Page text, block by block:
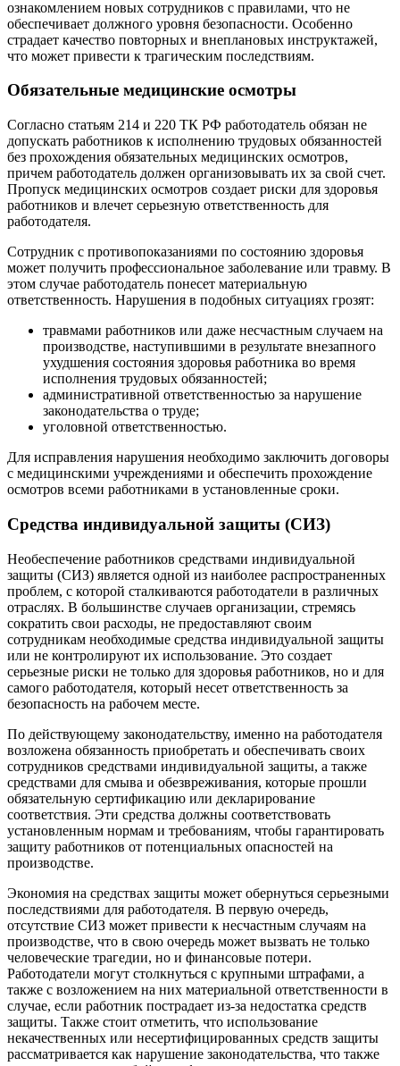
ознакомлением новых сотрудников с правилами, что не
обеспечивает должного уровня безопасности. Особенно
страдает качество повторных и внеплановых инструктажей,
что может привести к трагическим последствиям.
Обязательные медицинские осмотры
Согласно статьям 214 и 220 ТК РФ работодатель обязан не
допускать работников к исполнению трудовых обязанностей
без прохождения обязательных медицинских осмотров,
причем работодатель должен организовывать их за свой счет.
Пропуск медицинских осмотров создает риски для здоровья
работников и влечет серьезную ответственность для
работодателя.
Сотрудник с противопоказаниями по состоянию здоровья
может получить профессиональное заболевание или травму. В
этом случае работодатель понесет материальную
ответственность. Нарушения в подобных ситуациях грозят:
травмами работников или даже несчастным случаем на
производстве, наступившими в результате внезапного
ухудшения состояния здоровья работника во время
исполнения трудовых обязанностей;
административной ответственностью за нарушение
законодательства о труде;
уголовной ответственностью.
Для исправления нарушения необходимо заключить договоры
с медицинскими учреждениями и обеспечить прохождение
осмотров всеми работниками в установленные сроки.
Средства индивидуальной защиты (СИЗ)
Необеспечение работников средствами индивидуальной
защиты (СИЗ) является одной из наиболее распространенных
проблем, с которой сталкиваются работодатели в различных
отраслях. В большинстве случаев организации, стремясь
сократить свои расходы, не предоставляют своим
сотрудникам необходимые средства индивидуальной защиты
или не контролируют их использование. Это создает
серьезные риски не только для здоровья работников, но и для
самого работодателя, который несет ответственность за
безопасность на рабочем месте.
По действующему законодательству, именно на работодателя
возложена обязанность приобретать и обеспечивать своих
сотрудников средствами индивидуальной защиты, а также
средствами для смыва и обезвреживания, которые прошли
обязательную сертификацию или декларирование
соответствия. Эти средства должны соответствовать
установленным нормам и требованиям, чтобы гарантировать
защиту работников от потенциальных опасностей на
производстве.
Экономия на средствах защиты может обернуться серьезными
последствиями для работодателя. В первую очередь,
отсутствие СИЗ может привести к несчастным случаям на
производстве, что в свою очередь может вызвать не только
человеческие трагедии, но и финансовые потери.
Работодатели могут столкнуться с крупными штрафами, а
также с возложением на них материальной ответственности в
случае, если работник пострадает из-за недостатка средств
защиты. Также стоит отметить, что использование
некачественных или несертифицированных средств защиты
рассматривается как нарушение законодательства, что также